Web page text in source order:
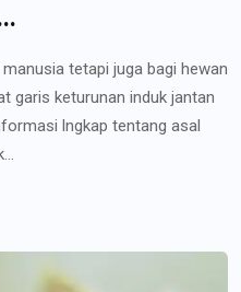
tetapi juga bagi hewan
garis keturunan induk jantan
lngkap tentang asal